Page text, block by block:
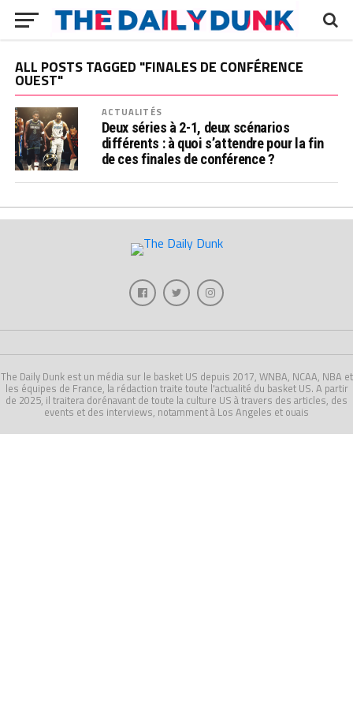
ALL POSTS TAGGED "FINALES DE CONFÉRENCE
OUEST"
ACTUALITÉS
Deux séries à 2-1, deux scénarios
différents : à quoi s’attendre pour la fin
de ces finales de conférence ?
The Daily Dunk est un média sur le basket US depuis 2017, WNBA, NCAA, NBA et
les équipes de France, la rédaction traite toute l'actualité du basket US. A partir
de 2025, il traitera dorénavant de toute la culture US à travers des articles, des
events et des interviews, notamment à Los Angeles et ouais